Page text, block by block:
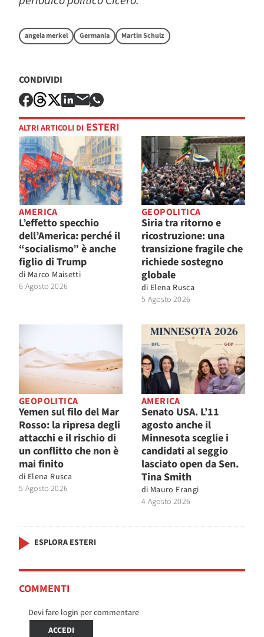
angela merkel Germania Martin Schulz
CONDIVIDI
ALTRI ARTICOLI DI ESTERI
AMERICA
L’effetto specchio
dell’America: perché il
“socialismo” è anche
figlio di Trump
di Marco Maisetti
6 Agosto 2026
GEOPOLITICA
Siria tra ritorno e
ricostruzione: una
transizione fragile che
richiede sostegno
globale
di Elena Rusca
5 Agosto 2026
GEOPOLITICA
Yemen sul filo del Mar
Rosso: la ripresa degli
attacchi e il rischio di
un conflitto che non è
mai finito
di Elena Rusca
5 Agosto 2026
AMERICA
Senato USA. L’11
agosto anche il
Minnesota sceglie i
candidati al seggio
lasciato open da Sen.
Tina Smith
di Mauro Frangi
4 Agosto 2026
ESPLORA ESTERI
COMMENTI
Devi fare login per commentare
ACCEDI